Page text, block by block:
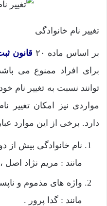
تغییر نام خانوادگی
بر اساس ماده ۲۰ قانون
برای افراد ممنوع می
توانند نسبت به تغییر نام
مواردی نیز امکان تغییر
دارد. برخی از این موارد
نام خانوادگی بیش از
مانند : مریم نژاد
واژه های مذموم و
مانند : گدا پرور .